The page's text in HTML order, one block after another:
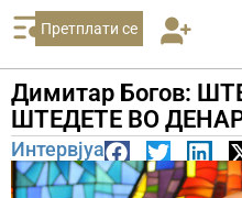
Претплати се
Димитар Богов:
ШТЕДЕТЕ ВО
Интервјуа